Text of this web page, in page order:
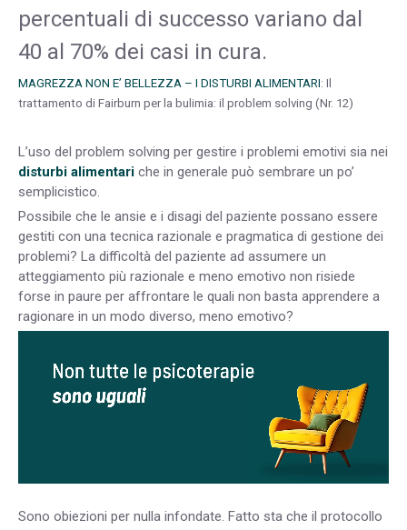
percentuali di successo variano dal
40 al 70% dei casi in cura.
MAGREZZA NON E’ BELLEZZA – I DISTURBI ALIMENTARI: Il
trattamento di Fairburn per la bulimia: il problem solving (Nr. 12)
L’uso del problem solving per gestire i problemi emotivi sia nei
disturbi alimentari che in generale può sembrare un po’
semplicistico.
Possibile che le ansie e i disagi del paziente possano essere
gestiti con una tecnica razionale e pragmatica di gestione dei
problemi? La difficoltà del paziente ad assumere un
atteggiamento più razionale e meno emotivo non risiede
forse in paure per affrontare le quali non basta apprendere a
ragionare in un modo diverso, meno emotivo?
Sono obiezioni per nulla infondate. Fatto sta che il protocollo